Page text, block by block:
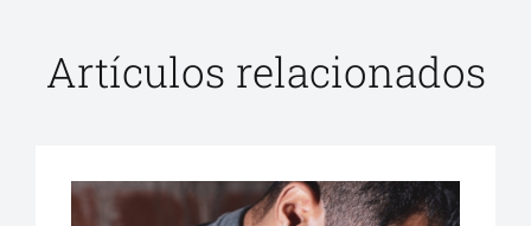
Artículos relacionados